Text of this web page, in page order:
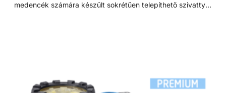
medencék számára készült sokrétűen telepíthető szivattyú.